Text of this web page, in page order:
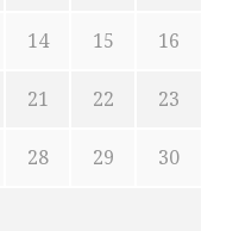
14 15 16
21 22 23
28 29 30